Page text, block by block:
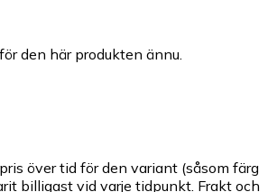
den här produkten ännu.
över tid för den variant (såsom färg
billigast vid varje tidpunkt. Frakt och